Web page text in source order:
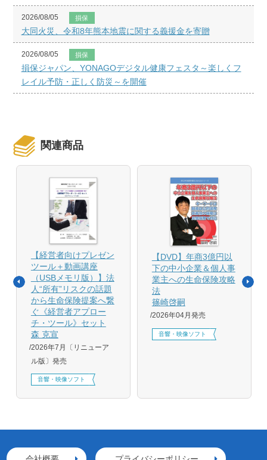
2026/08/05 損保
大同火災、令和8年熊本地震に関する義援金を寄贈
2026/08/05 損保
損保ジャパン、YONAGOデジタル健康フェスタ～楽しくフ
レイル予防・正しく防災～を開催
関連商品
【経営者向けプレゼン
ツール＋動画講座
（USBメモリ版）】法
人“所有”リスクの話題
から生命保険提案へ繋
ぐ《経営者アプロー
チ・ツール》セット
森 克宣
2026年7月〔リニューア
ル版〕発売
音響・映像ソフト
【DVD】年商3億円以
下の中小企業＆個人事
業主への生命保険攻略
法
篠崎啓嗣
2026年04月発売
音響・映像ソフト